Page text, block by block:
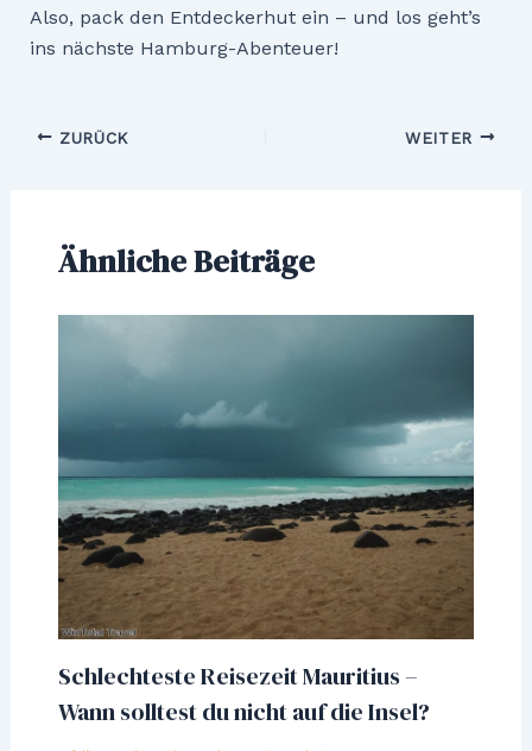
Also, pack den Entdeckerhut ein – und los geht’s
ins nächste Hamburg-Abenteuer!
Beitragsnavigation
ZURÜCK WEITER
Ähnliche Beiträge
Schlechteste Reisezeit Mauritius –
Wann solltest du nicht auf die Insel?